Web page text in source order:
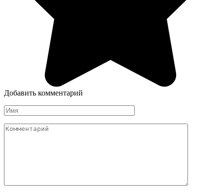
Добавить комментарий
Имя
Комментарий